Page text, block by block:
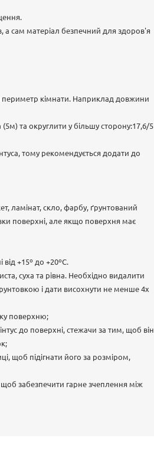
а сам матеріал безпечний для здоров'я
периметр кімнати. Наприклад довжини
та округлити у більшу сторону:17,6/5
тому рекомендується додати до
ламінат, скло, фарбу, ґрунтований
поверхні, але якщо поверхня має
+15º до +20ºС.
суха та рівна. Необхідно видалити
і дати висохнути не менше 4х
поверхню;
до поверхні, стежачи за тим, щоб він
щоб підігнати його за розміром,
забезпечити гарне зчеплення між